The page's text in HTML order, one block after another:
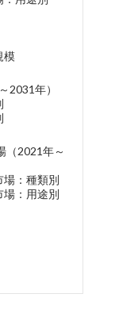
模
2031年）
（2021年～
場：種類別
場：用途別